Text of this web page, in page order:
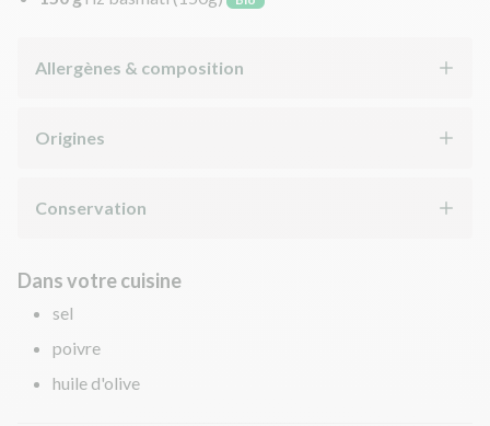
Allergènes & composition
Origines
Conservation
Dans votre cuisine
sel
poivre
huile d'olive